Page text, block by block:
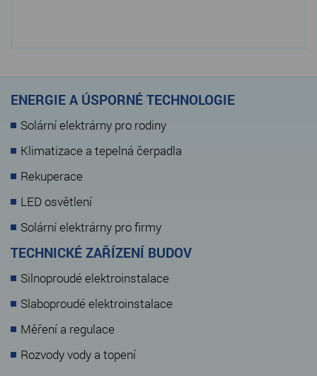
ENERGIE A ÚSPORNÉ TECHNOLOGIE
Solární elektrárny pro rodiny
Klimatizace a tepelná čerpadla
Rekuperace
LED osvětlení
Solární elektrárny pro firmy
TECHNICKÉ ZAŘÍZENÍ BUDOV
Silnoproudé elektroinstalace
Slaboproudé elektroinstalace
Měření a regulace
Rozvody vody a topení